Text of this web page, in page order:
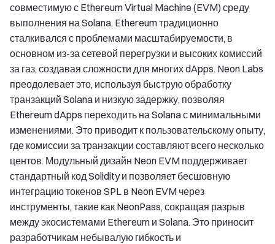
совместимую с Ethereum Virtual Machine (EVM) среду
выполнения на Solana. Ethereum традиционно
сталкивался с проблемами масштабируемости, в
основном из-за сетевой перегрузки и высоких комиссий
за газ, создавая сложности для многих dApps. Neon Labs
преодолевает это, используя быструю обработку
транзакций Solana и низкую задержку, позволяя
Ethereum dApps переходить на Solana с минимальными
изменениями. Это приводит к пользовательскому опыту,
где комиссии за транзакции составляют всего несколько
центов. Модульный дизайн Neon EVM поддерживает
стандартный код Solidity и позволяет бесшовную
интеграцию токенов SPL в Neon EVM через
инструменты, такие как NeonPass, сокращая разрыв
между экосистемами Ethereum и Solana. Это приносит
разработчикам небывалую гибкость и